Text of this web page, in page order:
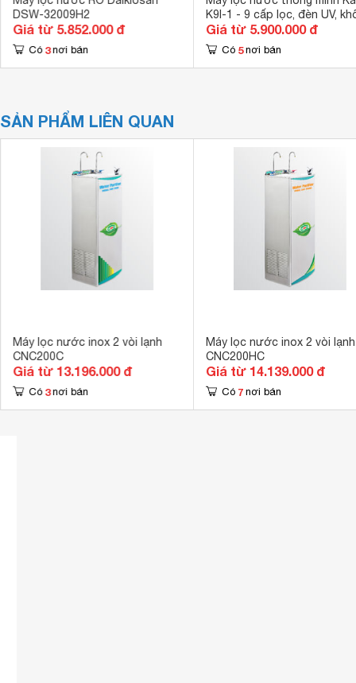
DSW-32009H2
Giá từ 5.852.000 đ
Có 3 nơi bán
K9I-1 - 9 cấp lọc, đèn UV,
tủ
Giá từ 5.900.000 đ
Có 5 nơi bán
SẢN PHẨM LIÊN QUAN
Máy lọc nước inox 2 vòi lạnh
CNC200C
Giá từ 13.196.000 đ
Có 3 nơi bán
Máy lọc nước inox 2 vòi lạnh
CNC200HC
Giá từ 14.139.000 đ
Có 7 nơi bán